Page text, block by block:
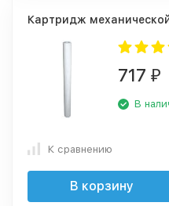
Картридж
717 ₽
В
К сравнению
В корзину